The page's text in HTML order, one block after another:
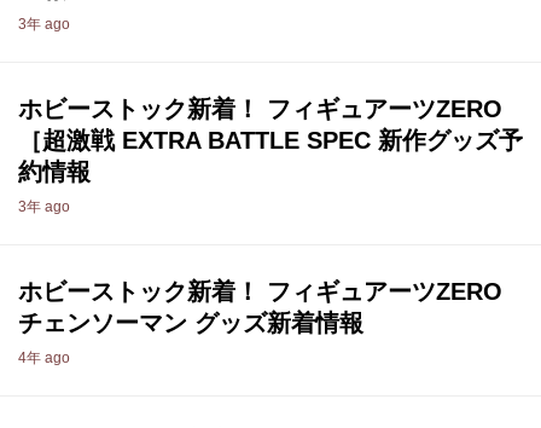
3年 ago
ホビーストック新着！ フィギュアーツZERO
［超激戦 EXTRA BATTLE SPEC 新作グッズ予
約情報
3年 ago
ホビーストック新着！ フィギュアーツZERO
チェンソーマン グッズ新着情報
4年 ago